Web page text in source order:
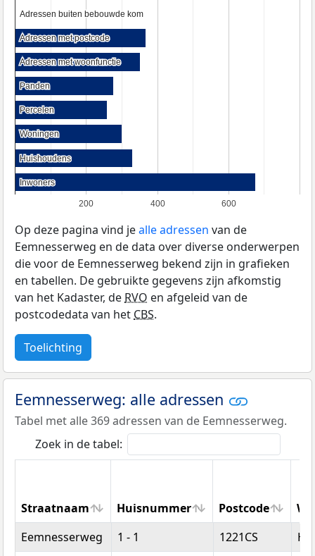
200 400 600
Adressen buiten bebouwde kom
Adressen buiten bebouwde kom
Adressen met postcode
Adressen met postcode
Adressen met woonfunctie
Adressen met woonfunctie
Panden
Panden
Percelen
Percelen
Woningen
Woningen
Huishoudens
Huishoudens
Inwoners
Inwoners
Op deze pagina vind jealle adressen van de
Eemnesserweg en de data over diverse onderwerpen
die voor de Eemnesserweg bekend zijn in grafieken
en tabellen. De gebruikte gegevens zijn afkomstig
van het Kadaster, de RVO en afgeleid van de
postcodedata van het CBS.
Toelichting
Eemnesserweg: alle adressen
Tabel met alle 369 adressen van de Eemnesserweg.
Zoek in de tabel:
Straatnaam Huisnummer Postcode
Straatnaam
Huisnummer Postcode
Eemnesserweg 1 - 1 1221CS